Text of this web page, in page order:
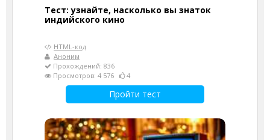
Тест: узнайте, насколько вы знаток
индийского кино
HTML-код
Аноним
Прохождений: 836
Просмотров: 4 576
4
Пройти тест